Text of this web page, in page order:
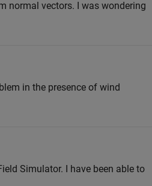
normal vectors. I was wondering
in the presence of wind
Simulator. I have been able to